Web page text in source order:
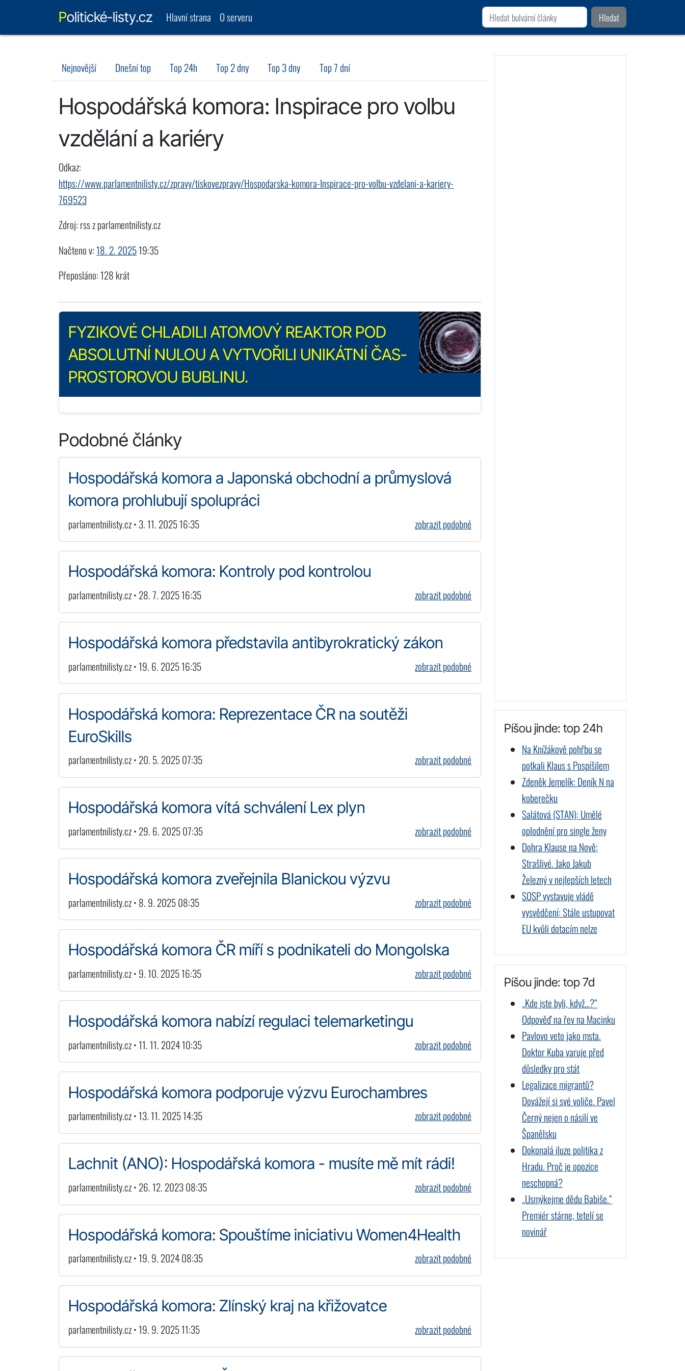
Politické-listy.cz Hlavní strana O serveru Hledat
Nejnovější Dnešní top Top 24h Top 2 dny Top 3 dny Top 7 dní
Hospodářská komora: Inspirace pro volbu
vzdělání a kariéry
Odkaz:
https://www.parlamentnilisty.cz/zpravy/tiskovezpravy/Hospodarska-komora-Inspirace-pro-volbu-vzdelani-a-kariery-
769523
Zdroj: rss z parlamentnilisty.cz
Načteno v:18. 2. 202519:35
Přeposláno: 128 krát
FYZIKOVÉ CHLADILI ATOMOVÝ REAKTOR POD
ABSOLUTNÍ NULOU A VYTVOŘILI UNIKÁTNÍ ČAS-
PROSTOROVOU BUBLINU.
Podobné články
Hospodářská komora a Japonská obchodní a průmyslová
komora prohlubují spolupráci
parlamentnilisty.cz • 3. 11. 2025 16:35 zobrazit podobné
Hospodářská komora: Kontroly pod kontrolou
parlamentnilisty.cz • 28. 7. 2025 16:35 zobrazit podobné
Hospodářská komora představila antibyrokratický zákon
parlamentnilisty.cz • 19. 6. 2025 16:35 zobrazit podobné
Hospodářská komora: Reprezentace ČR na soutěži
EuroSkills
parlamentnilisty.cz • 20. 5. 2025 07:35 zobrazit podobné
Hospodářská komora vítá schválení Lex plyn
parlamentnilisty.cz • 29. 6. 2025 07:35 zobrazit podobné
Hospodářská komora zveřejnila Blanickou výzvu
parlamentnilisty.cz • 8. 9. 2025 08:35 zobrazit podobné
Hospodářská komora ČR míří s podnikateli do Mongolska
parlamentnilisty.cz • 9. 10. 2025 16:35 zobrazit podobné
Hospodářská komora nabízí regulaci telemarketingu
parlamentnilisty.cz • 11. 11. 2024 10:35 zobrazit podobné
Hospodářská komora podporuje výzvu Eurochambres
parlamentnilisty.cz • 13. 11. 2025 14:35 zobrazit podobné
Lachnit (ANO): Hospodářská komora - musíte mě mít rádi!
parlamentnilisty.cz • 26. 12. 2023 08:35 zobrazit podobné
Hospodářská komora: Spouštíme iniciativu Women4Health
parlamentnilisty.cz • 19. 9. 2024 08:35 zobrazit podobné
Hospodářská komora: Zlínský kraj na křižovatce
parlamentnilisty.cz • 19. 9. 2025 11:35 zobrazit podobné
Píšou jinde: top 24h
Na Knížákově pohřbu se
potkali Klaus s Pospíšilem
Zdeněk Jemelík: Deník N na
koberečku
Salátová (STAN): Umělé
oplodnění pro single ženy
Dohra Klause na Nově:
Strašlivé. Jako Jakub
Železný v nejlepších letech
SOSP vystavuje vládě
vysvědčení: Stále ustupovat
EU kvůli dotacím nelze
Píšou jinde: top 7d
„Kde jste byli, když…?“
Odpověď na řev na Macinku
Pavlovo veto jako msta.
Doktor Kuba varuje před
důsledky pro stát
Legalizace migrantů?
Dovážejí si své voliče. Pavel
Černý nejen o násilí ve
Španělsku
Dokonalá iluze politika z
Hradu. Proč je opozice
neschopná?
„Usmýkejme dědu Babiše.“
Premiér stárne, tetelí se
novinář